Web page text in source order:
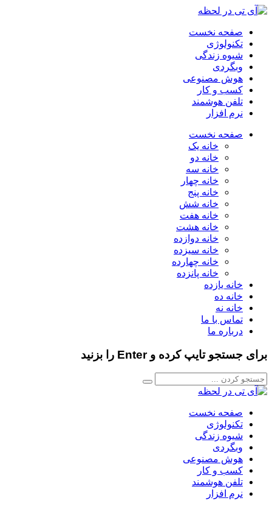
صفحه نخست
تکنولوژی
شیوه زندگی
وبگردی
هوش مصنوعی
کسب و کار
تلفن هوشمند
نرم افزار
صفحه نخست
خانه یک
خانه دو
خانه سه
خانه چهار
خانه پنج
خانه شش
خانه هفت
خانه هشت
خانه دوازده
خانه سیزده
خانه چهارده
خانه پانزده
خانه یازده
خانه ده
خانه نه
تماس با ما
درباره ما
برای جستجو تایپ کرده و Enter را بزنید
صفحه نخست
تکنولوژی
شیوه زندگی
وبگردی
هوش مصنوعی
کسب و کار
تلفن هوشمند
نرم افزار